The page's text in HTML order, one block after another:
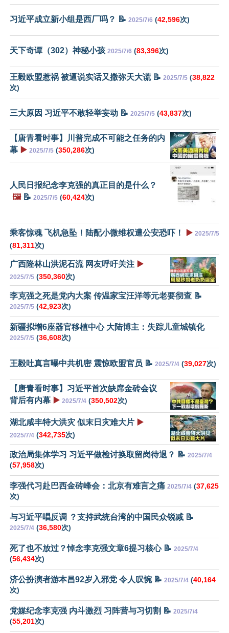
习近平成立新小组是西厂吗？ 📝 2025/7/6 (42,596次)
天下奇谭（302）神秘小孩 2025/7/6 (83,396次)
王毅欧盟惹祸 被逼说实话又撒弥天大谎 📝 2025/7/5 (38,822
次)
三大原因 习近平不敢轻举妄动 📝 2025/7/5 (43,837次)
【唐青看时事】川普完成不可能之任务的内
幕 ▶️ 2025/7/5 (350,286次)
人民日报纪念李克强的真正目的是什么？
🖼️📝 2025/7/5 (60,424次)
乘客惊魂 飞机急坠！陆配小微维权遭公安恐吓！ ▶️ 2025/7/5
(81,311次)
广西隆林山洪泥石流 网友呼吁关注 ▶️
2025/7/5 (350,360次)
李克强之死是党内大案 传温家宝汪洋等元老要彻查 📝
2025/7/5 (42,923次)
新疆拟增6座器官移植中心 大陆博主：失踪儿童城镇化
2025/7/5 (36,608次)
王毅吐真言曝中共机密 震惊欧盟官员 📝 2025/7/4 (39,027次)
【唐青看时事】习近平首次缺席金砖会议
背后有内幕 ▶️ 2025/7/4 (350,502次)
湖北咸丰特大洪灾 似末日灾难大片 ▶️
2025/7/4 (342,735次)
政治局集体学习 习近平做检讨换取留岗待退？ 📝 2025/7/4
(57,958次)
李强代习赴巴西金砖峰会：北京有难言之痛 2025/7/4 (37,625
次)
与习近平唱反调 ？支持武统台湾的中国民众锐减 📝
2025/7/4 (36,580次)
死了也不放过？悼念李克强文章6提习核心 📝 2025/7/4
(56,434次)
济公扮演者游本昌92岁入邪党 令人叹惋 📝 2025/7/4 (40,164
次)
党媒纪念李克强 内斗激烈 习阵营与习切割 📝 2025/7/4
(55,201次)